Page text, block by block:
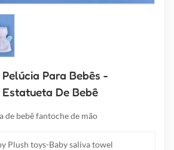
Para Bebês -
De Bebê
de bebê fantoche de mão
Plush toys-Baby saliva towel